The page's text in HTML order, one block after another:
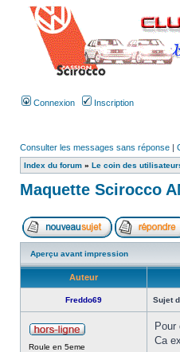
Connexion Inscription
Consulter les messages sans réponse |
Index du forum » Le coin des
Maquette Scirocco
Aperçu avant impression
Auteur
Freddo69 Sujet
Roule en 5eme
Ca